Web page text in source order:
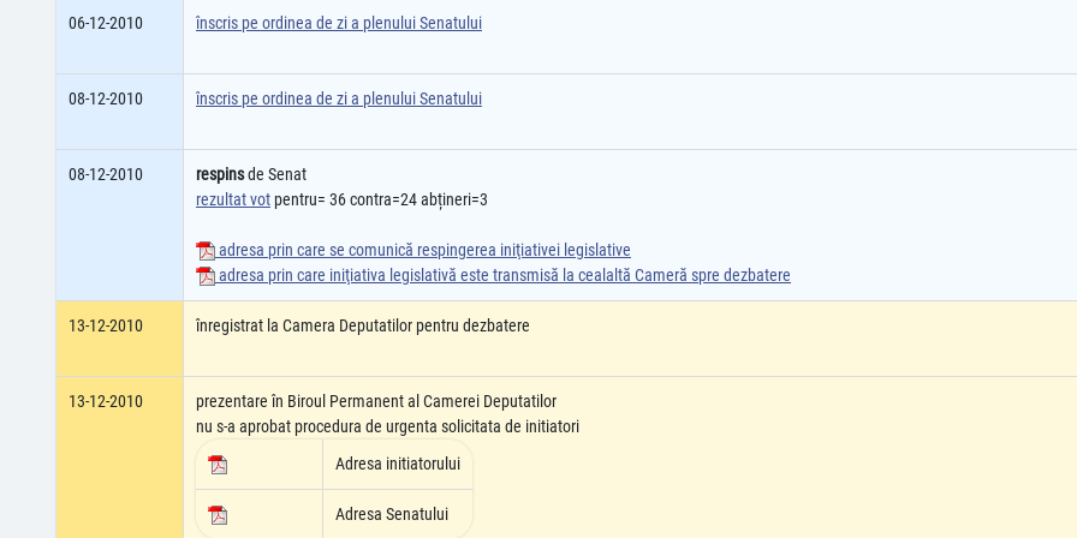
06-12-2010 înscris pe ordinea de zi a plenului Senatului
08-12-2010 înscris pe ordinea de zi a plenului Senatului
08-12-2010 respinsde Senat
rezultat vot pentru= 36 contra=24 abțineri=3
adresa prin care se comunică respingerea iniţiativei legislative
adresa prin care iniţiativa legislativă este transmisă la cealaltă Cameră spre dezbatere
13-12-2010 înregistrat la Camera Deputatilor pentru dezbatere
13-12-2010
prezentare în Biroul Permanent al Camerei Deputatilor
nu s-a aprobat procedura de urgenta solicitata de initiatori
Adresa initiatorului
Adresa Senatului